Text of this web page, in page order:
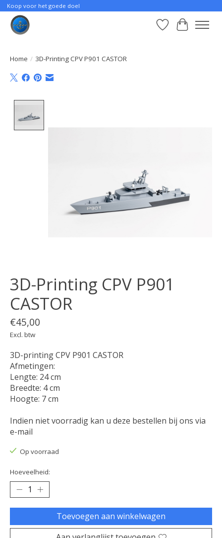
Koop voor het goede doel
Verlanglijst
Home / 3D-Printing CPV P901 CASTOR
3D-Printing CPV P901
CASTOR
€45,00
Excl. btw
3D-printing CPV P901 CASTOR
Afmetingen:
Lengte: 24 cm
Breedte: 4 cm
Hoogte: 7 cm
Indien niet voorradig kan u deze bestellen bij ons via
e-mail
Op voorraad
Hoeveelheid:
Toevoegen aan winkelwagen